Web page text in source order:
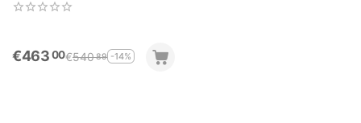
Purpose 12V 230AH
€46300€54089 -14%